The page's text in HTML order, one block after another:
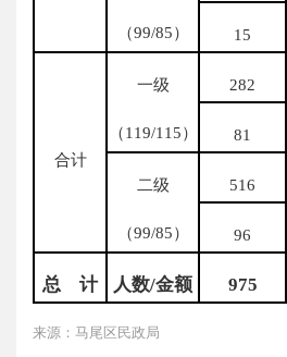
（99/85） 15
合计
一级
（119/115）
282
81
二级
（99/85）
516
96
总 计 人数/金额 975
来源：马尾区民政局